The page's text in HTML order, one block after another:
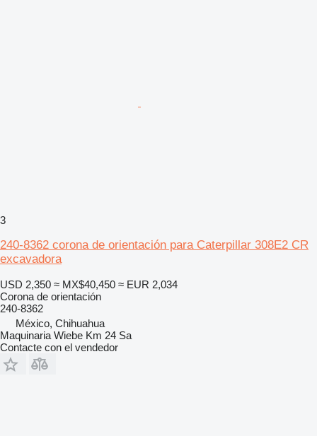
3
240-8362 corona de orientación para Caterpillar 308E2 CR
excavadora
USD 2,350 ≈ MX$40,450 ≈ EUR 2,034
Corona de orientación
240-8362
México, Chihuahua
Maquinaria Wiebe Km 24 Sa
Contacte con el vendedor